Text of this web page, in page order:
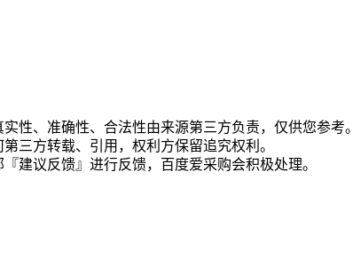
性、准确性、合法性由来源第三方负责，仅供您参考。
三方转载、引用，权利方保留追究权利。
建议反馈』进行反馈，百度爱采购会积极处理。